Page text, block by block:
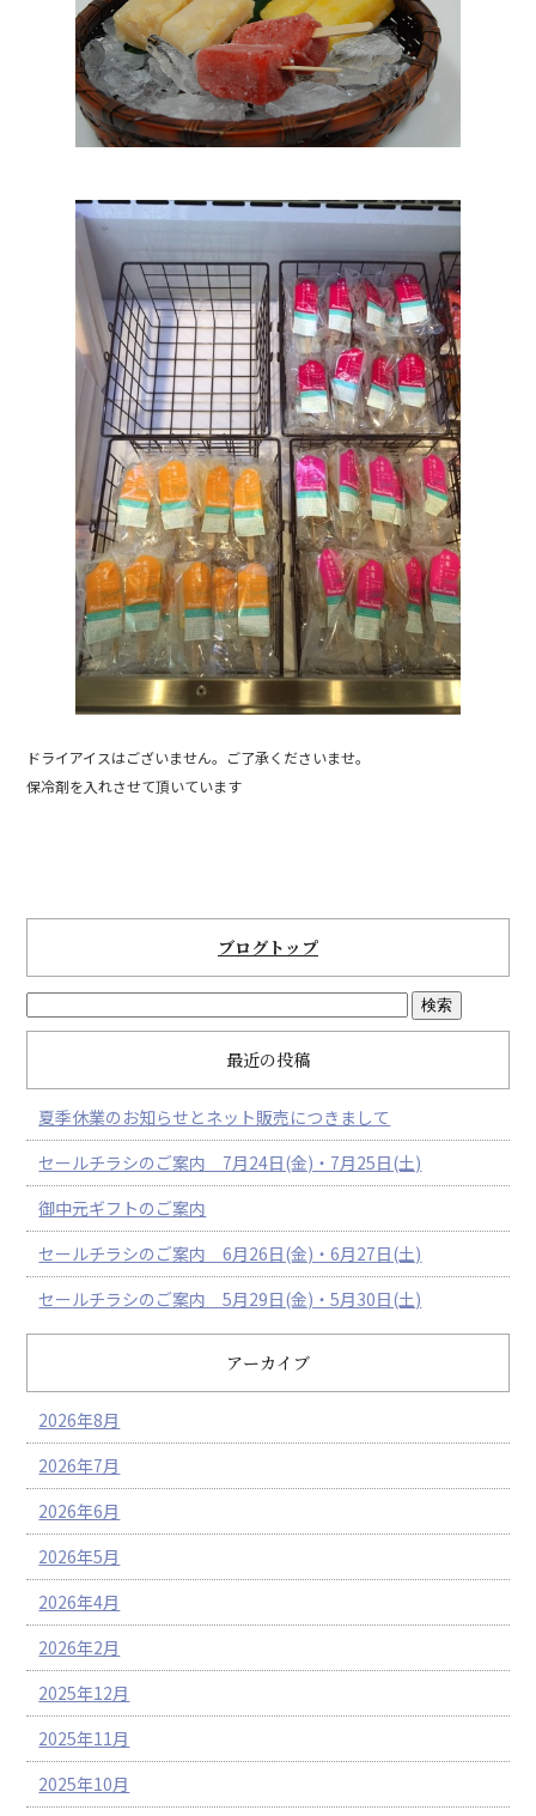
ドライアイスはございません。ご了承くださいませ。
保冷剤を入れさせて頂いています
ブログトップ
最近の投稿
夏季休業のお知らせとネット販売につきまして
セールチラシのご案内 7月24日(金)・7月25日(土)
御中元ギフトのご案内
セールチラシのご案内 6月26日(金)・6月27日(土)
セールチラシのご案内 5月29日(金)・5月30日(土)
アーカイブ
2026年8月
2026年7月
2026年6月
2026年5月
2026年4月
2026年2月
2025年12月
2025年11月
2025年10月